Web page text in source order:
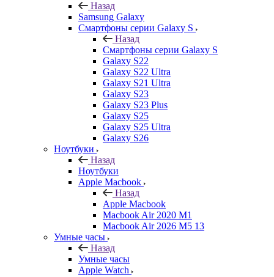
Назад
Samsung Galaxy
Смартфоны серии Galaxy S
Назад
Смартфоны серии Galaxy S
Galaxy S22
Galaxy S22 Ultra
Galaxy S21 Ultra
Galaxy S23
Galaxy S23 Plus
Galaxy S25
Galaxy S25 Ultra
Galaxy S26
Ноутбуки
Назад
Ноутбуки
Apple Macbook
Назад
Apple Macbook
Macbook Air 2020 M1
Macbook Air 2026 M5 13
Умные часы
Назад
Умные часы
Apple Watch